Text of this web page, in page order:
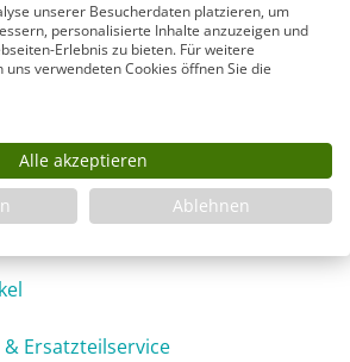
In den Warenkorb
Ersatzteilservice
unserer Besucherdaten platzieren, um
personalisierte Inhalte anzuzeigen und
Erlebnis zu bieten. Für weitere
verwendeten Cookies öffnen Sie die
Alle akzeptieren
Ablehnen